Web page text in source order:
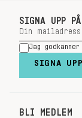
SIGNA UPP
Jag
SIGNA UPP
BLI MEDLEM